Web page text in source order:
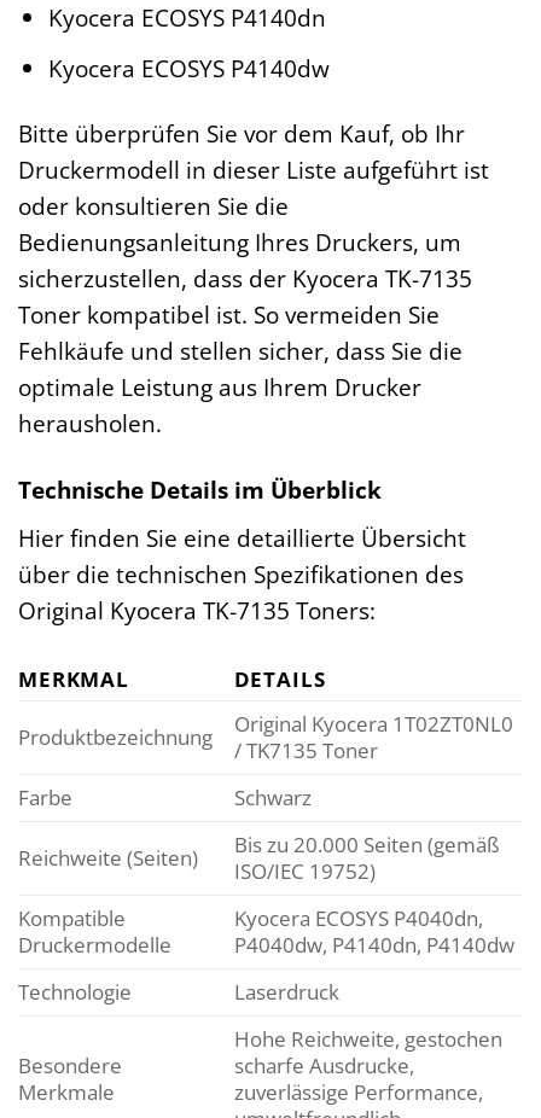
Kyocera ECOSYS P4140dn
Kyocera ECOSYS P4140dw
Bitte überprüfen Sie vor dem Kauf, ob Ihr
Druckermodell in dieser Liste aufgeführt ist
oder konsultieren Sie die
Bedienungsanleitung Ihres Druckers, um
sicherzustellen, dass der Kyocera TK-7135
Toner kompatibel ist. So vermeiden Sie
Fehlkäufe und stellen sicher, dass Sie die
optimale Leistung aus Ihrem Drucker
herausholen.
Technische Details im Überblick
Hier finden Sie eine detaillierte Übersicht
über die technischen Spezifikationen des
Original Kyocera TK-7135 Toners:
MERKMAL DETAILS
Produktbezeichnung
Original Kyocera 1T02ZT0NL0
/ TK7135 Toner
Farbe
Schwarz
Reichweite (Seiten)
Bis zu 20.000 Seiten (gemäß
ISO/IEC 19752)
Kompatible
Druckermodelle
Kyocera ECOSYS P4040dn,
P4040dw, P4140dn, P4140dw
Technologie
Laserdruck
Besondere
Merkmale
Hohe Reichweite, gestochen
scharfe Ausdrucke,
zuverlässige Performance,